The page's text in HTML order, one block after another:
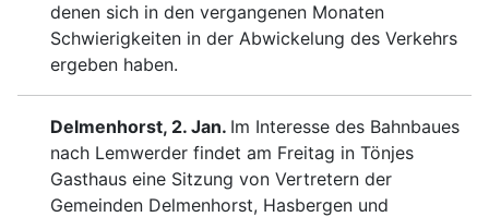
denen sich in den vergangenen Monaten
Schwierigkeiten in der Abwickelung des Verkehrs
ergeben haben.
Delmenhorst, 2. Jan. Im Interesse des Bahnbaues
nach Lemwerder findet am Freitag in Tönjes
Gasthaus eine Sitzung von Vertretern der
Gemeinden Delmenhorst, Hasbergen und